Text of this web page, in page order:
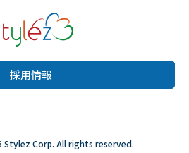
採用情報
Corp. All rights reserved.